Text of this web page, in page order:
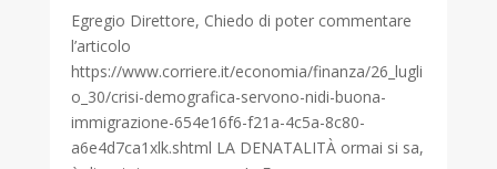
Egregio Direttore, Chiedo di poter commentare
l’articolo
https://www.corriere.it/economia/finanza/26_lugli
o_30/crisi-demografica-servono-nidi-buona-
immigrazione-654e16f6-f21a-4c5a-8c80-
a6e4d7ca1xlk.shtml LA DENATALITÀ ormai si sa,